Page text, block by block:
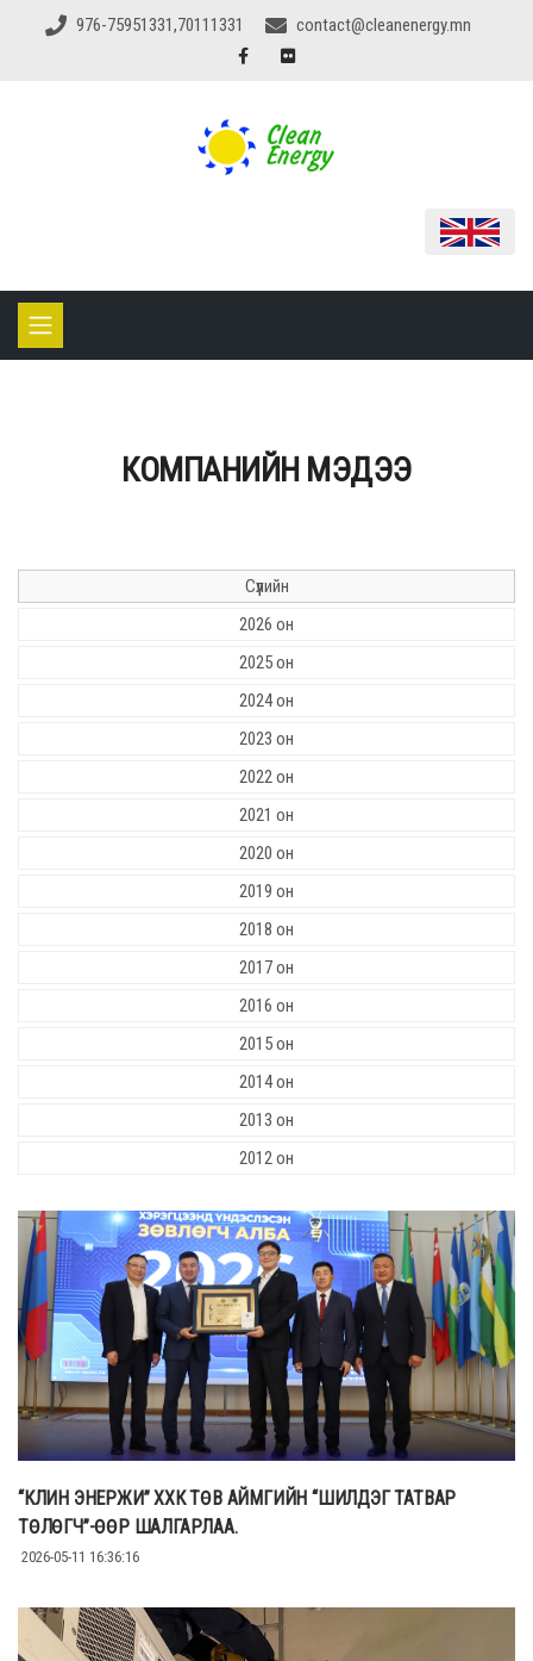
976-75951331,70111331 contact@cleanenergy.mn
КОМПАНИЙН МЭДЭЭ
Сүүлийн
2026 он
2025 он
2024 он
2023 он
2022 он
2021 он
2020 он
2019 он
2018 он
2017 он
2016 он
2015 он
2014 он
2013 он
2012 он
“КЛИН ЭНЕРЖИ” ХХК ТӨВ АЙМГИЙН “ШИЛДЭГ ТАТВАР
ТӨЛӨГЧ”-ӨӨР ШАЛГАРЛАА.
2026-05-11 16:36:16